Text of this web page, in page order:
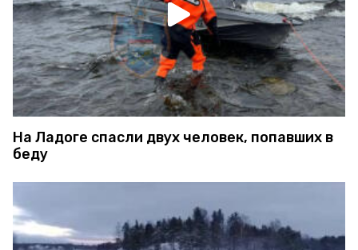
На Ладоге спасли двух человек, попавших в
беду